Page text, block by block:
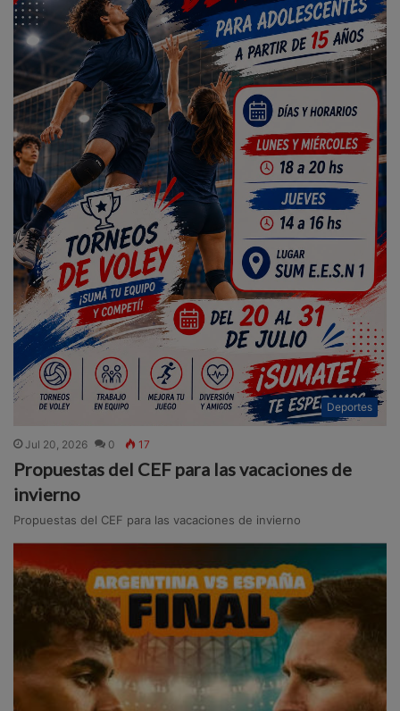
Deportes
Jul 20, 2026 0 17
Propuestas del CEF para las vacaciones de
invierno
Propuestas del CEF para las vacaciones de invierno